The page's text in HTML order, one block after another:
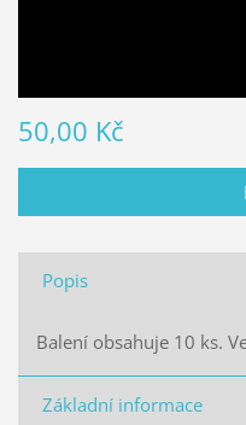
50,00 Kč
Popis
Balení obsahuje 10 ks.
Základní informace